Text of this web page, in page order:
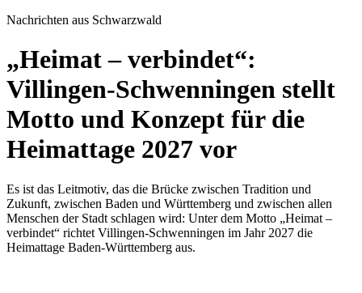
Nachrichten aus Schwarzwald
„Heimat – verbindet“:
Villingen-Schwenningen stellt
Motto und Konzept für die
Heimattage 2027 vor
Es ist das Leitmotiv, das die Brücke zwischen Tradition und
Zukunft, zwischen Baden und Württemberg und zwischen allen
Menschen der Stadt schlagen wird: Unter dem Motto „Heimat –
verbindet“ richtet Villingen-Schwenningen im Jahr 2027 die
Heimattage Baden-Württemberg aus.